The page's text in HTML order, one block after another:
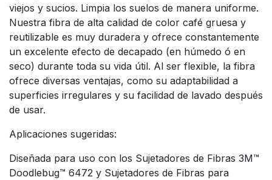
viejos y sucios. Limpia los suelos de manera uniforme.
Nuestra fibra de alta calidad de color café gruesa y
reutilizable es muy duradera y ofrece constantemente
un excelente efecto de decapado (en húmedo ó en
seco) durante toda su vida útil. Al ser flexible, la fibra
ofrece diversas ventajas, como su adaptabilidad a
superficies irregulares y su facilidad de lavado después
de usar.
Aplicaciones sugeridas:
Diseñada para uso con los Sujetadores de Fibras 3M™
Doodlebug™ 6472 y Sujetadores de Fibras para